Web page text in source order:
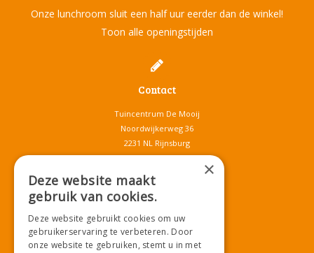
Onze lunchroom sluit een half uur eerder dan de winkel!
Toon alle openingstijden
Contact
Tuincentrum De Mooij
Noordwijkerweg 36
2231 NL Rijnsburg
T.071-4080959
info@tuincentrumdemooij.nl
Download onze App!
×
Deze website maakt
gebruik van cookies.
Deze website gebruikt cookies om uw
gebruikerservaring te verbeteren. Door
onze website te gebruiken, stemt u in met